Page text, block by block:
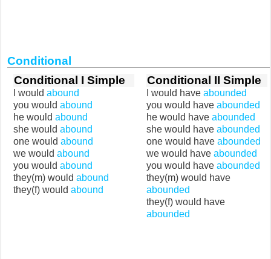
Conditional
Conditional I Simple
I would abound
you would abound
he would abound
she would abound
one would abound
we would abound
you would abound
they(m) would abound
they(f) would abound
Conditional II Simple
I would have abounded
you would have abounded
he would have abounded
she would have abounded
one would have abounded
we would have abounded
you would have abounded
they(m) would have
abounded
they(f) would have
abounded